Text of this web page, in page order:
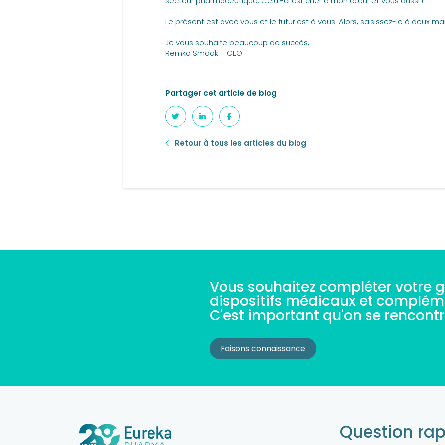
Le présent est avec vous et le futur est à vous. Alors, saisissez-le à deux
Je vous souhaite beaucoup de succès,
Remko Smaak – CEO
Partager cet article de blog
Retour à tous les articles du blog
Vous souhaitez compléter votre
dispositifs médicaux et
C'est important qu'on se
Faisons connaissance
Question